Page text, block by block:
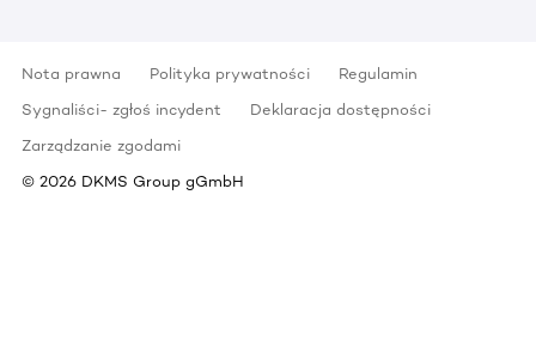
Nota prawna Polityka prywatności
Regulamin
Sygnaliści- zgłoś incydent
Deklaracja dostępności
Zarządzanie zgodami
© 2026 DKMS Group gGmbH